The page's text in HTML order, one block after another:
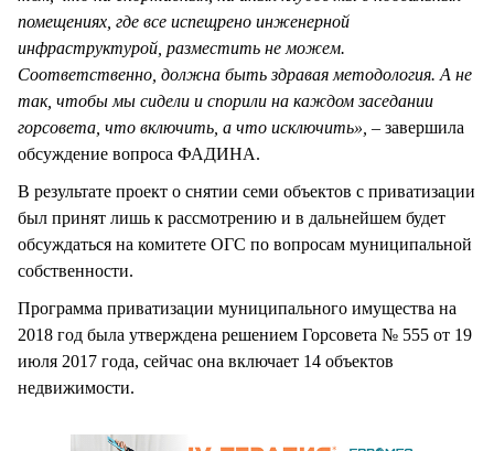
помещениях, где все испещрено инженерной
инфраструктурой, разместить не можем.
Соответственно, должна быть здравая методология. А не
так, чтобы мы сидели и спорили на каждом заседании
горсовета, что включить, а что исключить», – завершила
обсуждение вопроса ФАДИНА.
В результате проект о снятии семи объектов с приватизации
был принят лишь к рассмотрению и в дальнейшем будет
обсуждаться на комитете ОГС по вопросам муниципальной
собственности.
Программа приватизации муниципального имущества на
2018 год была утверждена решением Горсовета № 555 от 19
июля 2017 года, сейчас она включает 14 объектов
недвижимости.